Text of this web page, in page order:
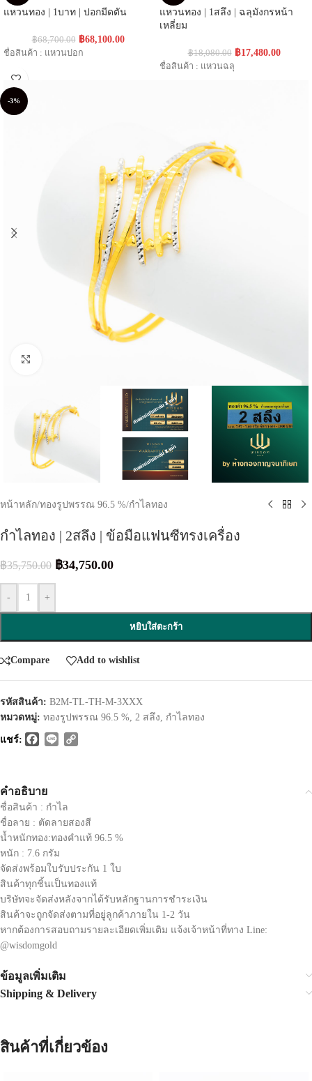
แหวนทอง | 1บาท | ปอกมีดตัน
฿68,700.00 ฿68,100.00
ชื่อสินค้า : แหวนปอก
แหวนทอง | 1สลึง | ฉลุมังกรหน้า
เหลี่ยม
฿18,080.00 ฿17,480.00
ชื่อสินค้า : แหวนฉลุ
-3%
หน้าหลัก/ทองรูปพรรณ 96.5 %/กำไลทอง
กำไลทอง | 2สลึง | ข้อมือแฟนซีทรงเครื่อง
฿35,750.00 ฿34,750.00
- +
หยิบใส่ตะกร้า
Compare Add to wishlist
รหัสสินค้า: B2M-TL-TH-M-3XXX
หมวดหมู่: ทองรูปพรรณ 96.5 % 2 สลึง กำไลทอง
แชร์: Facebook
Line
คำอธิบาย
ชื่อสินค้า : กำไล
ชื่อลาย : ตัดลายสองสี
น้ำหนักทอง:ทองคำแท้ 96.5 %
หนัก : 7.6 กรัม
จัดส่งพร้อมใบรับประกัน 1 ใบ
สินค้าทุกชิ้นเป็นทองแท้
บริษัทจะจัดส่งหลังจากได้รับหลักฐานการชำระเงิน
สินค้าจะถูกจัดส่งตามที่อยู่ลูกค้าภายใน 1-2 วัน
หากต้องการสอบถามรายละเอียดเพิ่มเติม แจ้งเจ้าหน้าที่ทาง Line:
@wisdomgold
ข้อมูลเพิ่มเติม
Shipping & Delivery
สินค้าที่เกี่ยวข้อง